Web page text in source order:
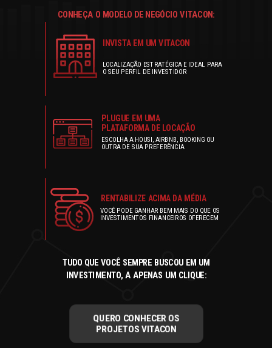
INVISTA EM UM VITACON
LOCALIZAÇÃO ESTRATÉGICA E IDEAL PARA
O SEU PERFIL DE INVESTIDOR
PLUGUE EM UMA
PLATAFORMA DE LOCAÇÃO
ESCOLHA A HOUSI, AIRBNB, BOOKING OU
OUTRA DE SUA PREFERÊNCIA
RENTABILIZE ACIMA DA MÉDIA
VOCÊ PODE GANHAR BEM MAIS DO QUE OS
INVESTIMENTOS FINANCEIROS OFERECEM
TUDO QUE VOCÊ SEMPRE BUSCOU EM UM
INVESTIMENTO, A APENAS UM CLIQUE:
QUERO CONHECER OS
PROJETOS VITACON
CONHEÇA O MODELO DE NEGÓCIO VITACON: